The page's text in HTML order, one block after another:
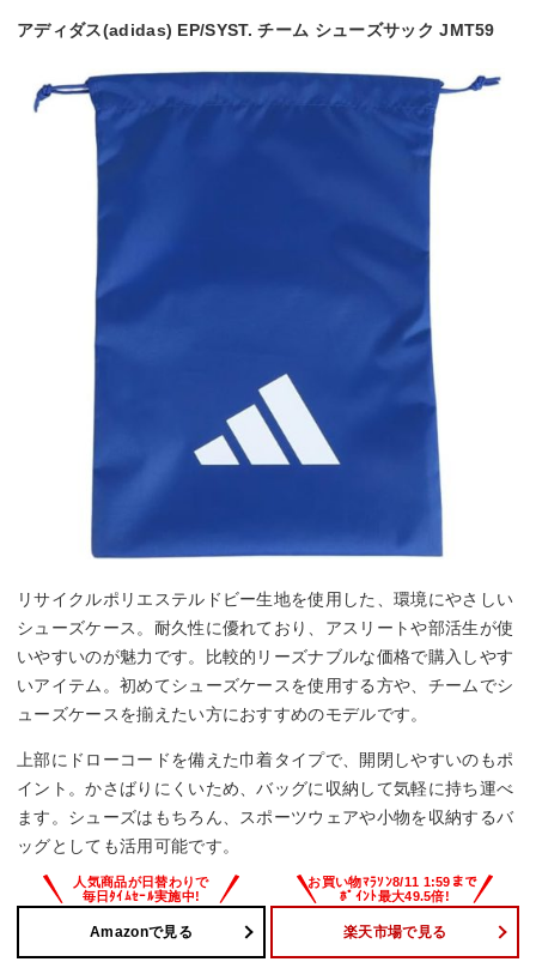
アディダス(adidas) EP/SYST. チーム シューズサック JMT59
リサイクルポリエステルドビー生地を使用した、環境にやさしい
シューズケース。耐久性に優れており、アスリートや部活生が使
いやすいのが魅力です。比較的リーズナブルな価格で購入しやす
いアイテム。初めてシューズケースを使用する方や、チームでシ
ューズケースを揃えたい方におすすめのモデルです。
上部にドローコードを備えた巾着タイプで、開閉しやすいのもポ
イント。かさばりにくいため、バッグに収納して気軽に持ち運べ
ます。シューズはもちろん、スポーツウェアや小物を収納するバ
ッグとしても活用可能です。
Amazonで見る 楽天市場で見る